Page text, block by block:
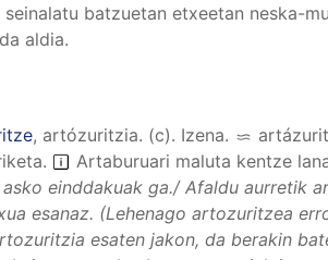
seinalatu batzuetan etxeetan neska-
aldia.
, artózuritzia. (c). Izena.
. Artaburuari maluta kentze
einddakuak ga./ Afaldu aurretik
esanaz. (Lehenago artozuritzea
esaten jakon, da berakin